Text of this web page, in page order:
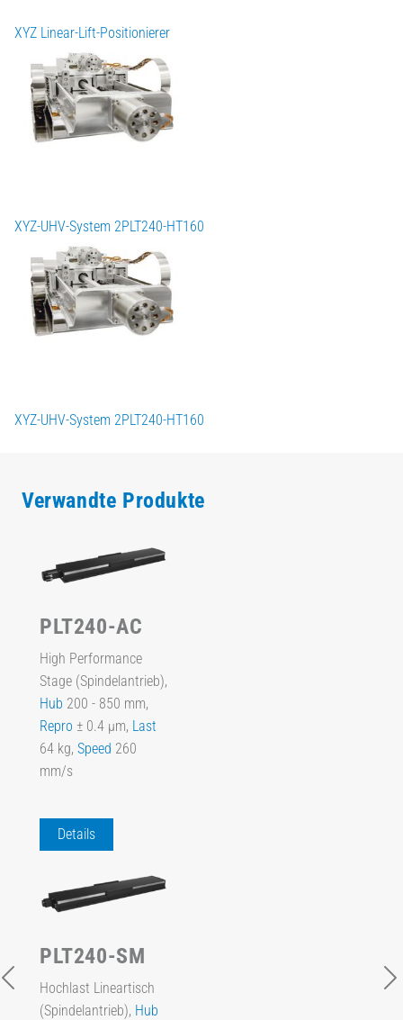
XYZ Linear-Lift-Positionierer
XYZ-UHV-System 2PLT240-HT160
XYZ-UHV-System 2PLT240-HT160
Verwandte Produkte
PLT240-AC
High Performance
Stage (Spindelantrieb),
Hub 200 - 850 mm,
Repro ± 0.4 µm, Last
64 kg, Speed 260
mm/s
Details
PLT240-SM
Hochlast Lineartisch
(Spindelantrieb), Hub